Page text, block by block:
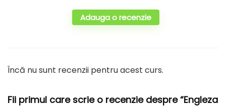
Adauga o recenzie
Încă nu sunt recenzii pentru acest curs.
Fii primul care scrie o recenzie despre “Engleza